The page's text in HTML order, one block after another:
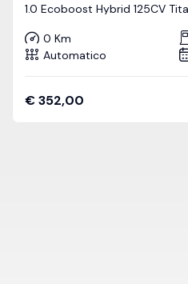
1.0 Ecoboost Hybrid 125CV
0 Km
Automatico
€352,00